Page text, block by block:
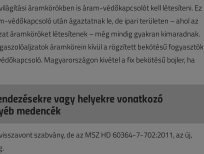
áramkörökben is áram-védőkapcsolót kell létesíteni. Ez
védőkapcsoló után ágaztatnak le, de ipari területen – ahol az
áramköröket létesítenek – még mindig gyakran kimaradnak.
áramkörein kívül a rögzített bekötésű fogyasztók
Magyarországon kivétel a fix bekötésű bojler, ha
vagy helyekre vonatkozó
medencék
szabvány, de az MSZ HD 60364-7-702:2011, az új,